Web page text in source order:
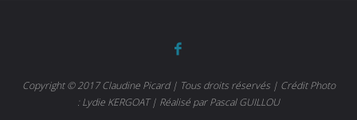
d’autant que le diabète
Copyright © 2017 Claudine Picard | Tous droits réservés | Crédit Photo
: Lydie KERGOAT | Réalisé par Pascal GUILLOU